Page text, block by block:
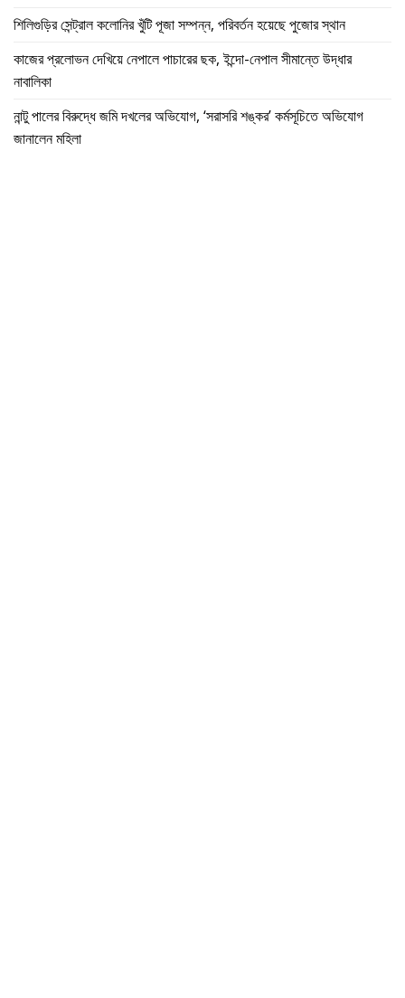
শিলিগুড়ির সেন্ট্রাল কলোনির খুঁটি পূজা সম্পন্ন, পরিবর্তন হয়েছে পুজোর স্থান
কাজের প্রলোভন দেখিয়ে নেপালে পাচারের ছক, ইন্দো-নেপাল সীমান্তে উদ্ধার
নাবালিকা
নান্টু পালের বিরুদ্ধে জমি দখলের অভিযোগ, ‘সরাসরি শঙ্কর’ কর্মসূচিতে অভিযোগ
জানালেন মহিলা